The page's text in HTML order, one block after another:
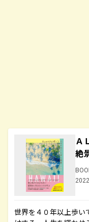
Ａ
絶
世界を４０年以上歩い